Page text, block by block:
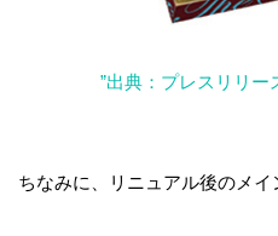
”出典：プレスリリー
ちなみに、リニュアル後のメイ